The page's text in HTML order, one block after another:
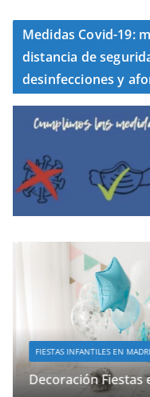
Medidas Covid-19:
distancia de
desinfecciones y
FIESTAS INFANTILES EN
Decoración Fiestas